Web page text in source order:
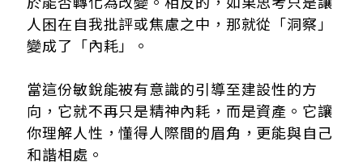
人困在自我批評或焦慮之中，那就從「洞察」
變成了「內耗」。
當這份敏銳能被有意識的引導至建設性的方
向，它就不再只是精神內耗，而是資產。它讓
你理解人性，懂得人際間的眉角，更能與自己
和諧相處。